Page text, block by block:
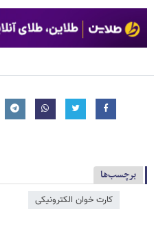
برچسب‌ها
کارت خوان الکترونیکی